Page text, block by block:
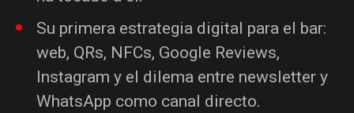
Su primera estrategia digital para el bar:
web, QRs, NFCs, Google Reviews,
Instagram y el dilema entre newsletter y
WhatsApp como canal directo.